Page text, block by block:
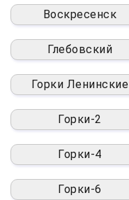
Воскресенск
Глебовский
Горки Ленинские
Горки-2
Горки-4
Горки-6